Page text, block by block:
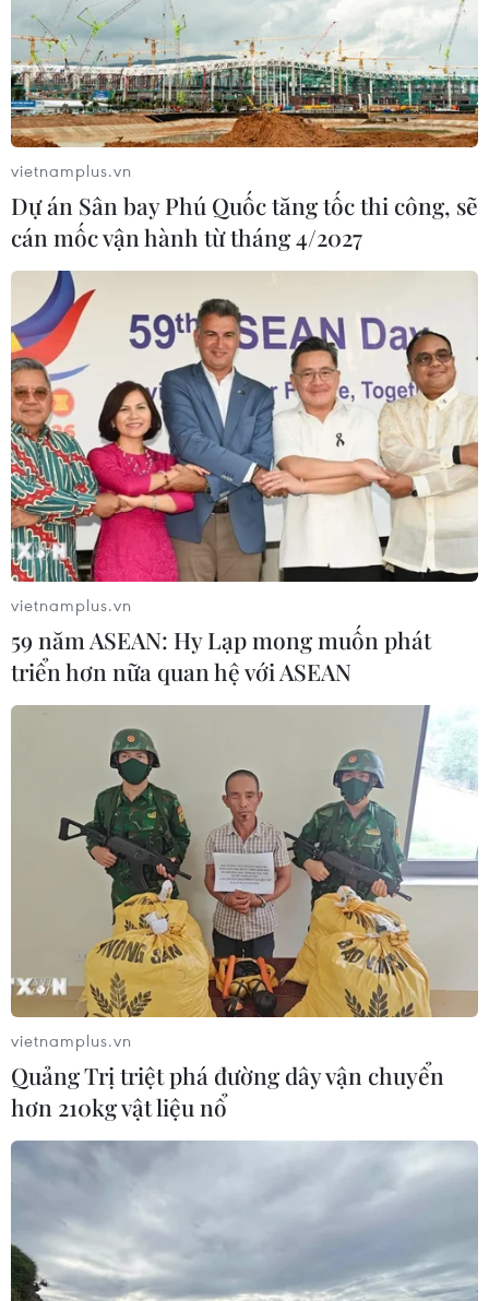
vietnamplus.vn
Dự án Sân bay Phú Quốc tăng tốc thi công, sẽ
cán mốc vận hành từ tháng 4/2027
vietnamplus.vn
59 năm ASEAN: Hy Lạp mong muốn phát
triển hơn nữa quan hệ với ASEAN
vietnamplus.vn
Quảng Trị triệt phá đường dây vận chuyển
hơn 210kg vật liệu nổ